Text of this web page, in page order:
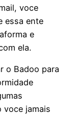
voce
essa ente
e
ela.
o Badoo para
voce jamais